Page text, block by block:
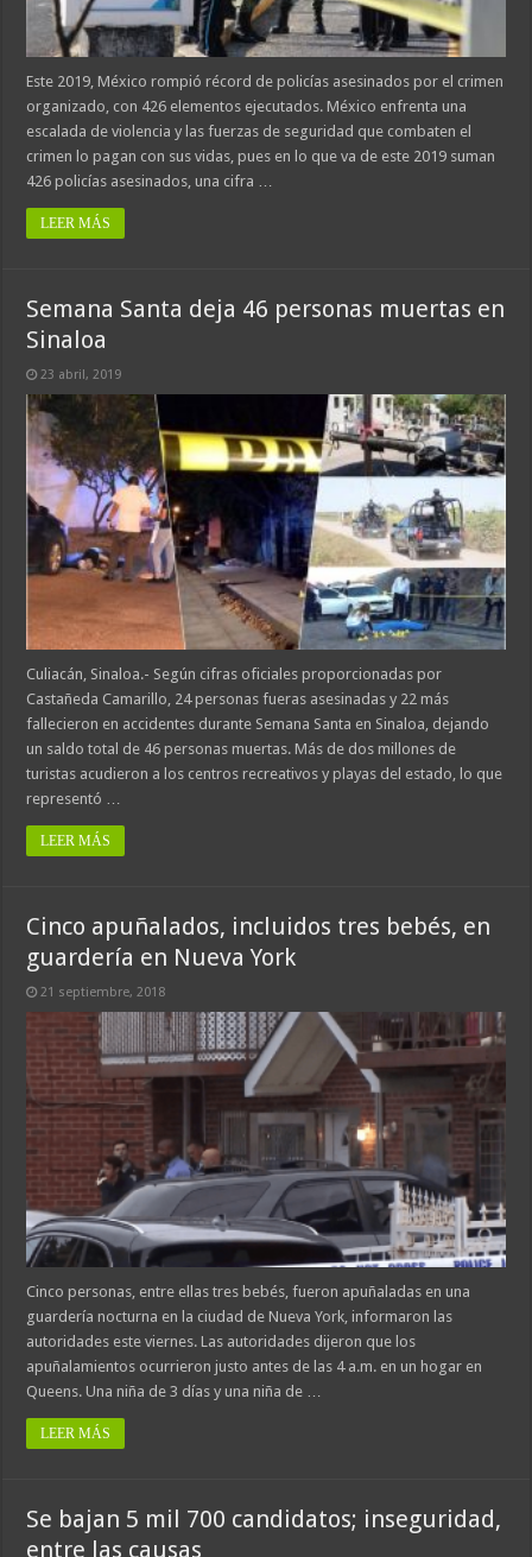
Este 2019, México rompió récord de policías asesinados por el crimen
organizado, con 426 elementos ejecutados. México enfrenta una
escalada de violencia y las fuerzas de seguridad que combaten el
crimen lo pagan con sus vidas, pues en lo que va de este 2019 suman
426 policías asesinados, una cifra …
LEER MÁS
Semana Santa deja 46 personas muertas en
Sinaloa
23 abril, 2019
Culiacán, Sinaloa.- Según cifras oficiales proporcionadas por
Castañeda Camarillo, 24 personas fueras asesinadas y 22 más
fallecieron en accidentes durante Semana Santa en Sinaloa, dejando
un saldo total de 46 personas muertas. Más de dos millones de
turistas acudieron a los centros recreativos y playas del estado, lo que
representó …
LEER MÁS
Cinco apuñalados, incluidos tres bebés, en
guardería en Nueva York
21 septiembre, 2018
Cinco personas, entre ellas tres bebés, fueron apuñaladas en una
guardería nocturna en la ciudad de Nueva York, informaron las
autoridades este viernes. Las autoridades dijeron que los
apuñalamientos ocurrieron justo antes de las 4 a.m. en un hogar en
Queens. Una niña de 3 días y una niña de …
LEER MÁS
Se bajan 5 mil 700 candidatos; inseguridad,
entre las causas